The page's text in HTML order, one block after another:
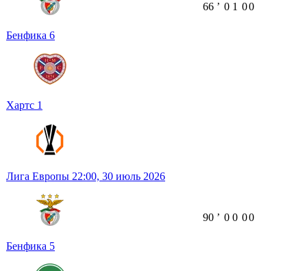
Бенфика 6
Хартс 1
66 ʼ 0 1 00
Лига Европы 22:00, 30 июль 2026
Бенфика 5
90 ʼ 0 0 00